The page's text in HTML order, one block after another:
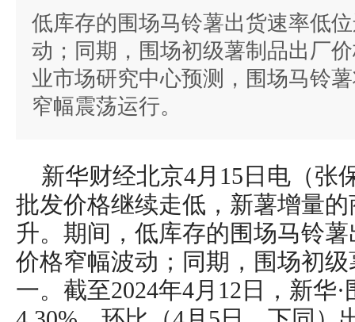
低库存的围场马铃薯出货速率低
动；同期，围场初级薯制品出厂
业市场研究中心预测，围场马铃
窄幅震荡运行。
新华财经北京4月15日电（张
批发价格继续走低，新薯增量
升。期间，低库存的围场马铃
价格窄幅波动；同期，围场初
一。截至2024年4月12日，新华